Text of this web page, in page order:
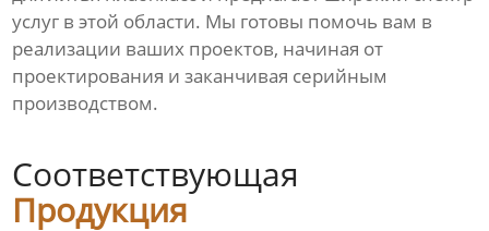
услуг в этой области. Мы готовы помочь вам в
реализации ваших проектов, начиная от
проектирования и заканчивая серийным
производством.
Соответствующая
Продукция